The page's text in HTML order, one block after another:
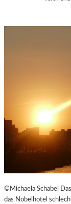
©Michaela Schabel
das Nobelhotel